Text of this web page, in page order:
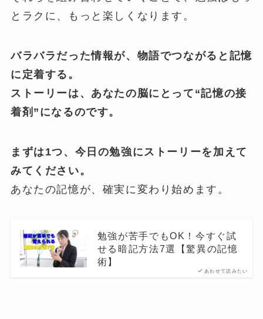
とラクに、もっと楽しくなります。
バラバラだった情報が、物語でつながると記憶
に定着する。
ストーリーは、あなたの脳にとって“記憶の接
着剤”になるのです。
まずは1つ、今日の勉強にストーリーを加えて
みてください。
あなたの記憶が、確実に変わり始めます。
あわせて読みたい
勉強が苦手でもOK！今すぐ試
せる暗記方法7選【驚異の記憶
術】